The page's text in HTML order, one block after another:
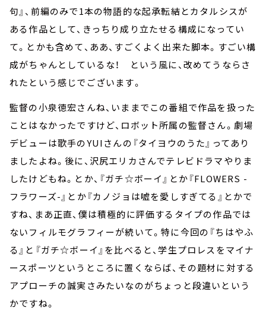
句』、前編のみで1本の物語的な起承転結とカタルシスが
ある作品として、きっちり成り立たせる構成になってい
て。とかも含めて、ああ、すごくよく出来た脚本。すごい構
成がちゃんとしているな！ という風に、改めてうならさ
れたという感じでございます。
監督の小泉徳宏さんね、いままでこの番組で作品を扱った
ことはなかったですけど、ロボット所属の監督さん。劇場
デビューは歌手のYUIさんの『タイヨウのうた』ってあり
ましたよね。後に、沢尻エリカさんでテレビドラマやりま
したけどもね。とか、『ガチ☆ボーイ』とか『FLOWERS -
フラワーズ-』とか『カノジョは嘘を愛しすぎてる』とかで
すね、まあ正直、僕は積極的に評価するタイプの作品では
ないフィルモグラフィーが続いて。特に今回の『ちはやふ
る』と『ガチ☆ボーイ』を比べると、学生プロレスをマイナ
ースポーツというところに置くならば、その題材に対する
アプローチの誠実さみたいなのがちょっと段違いという
かですね。